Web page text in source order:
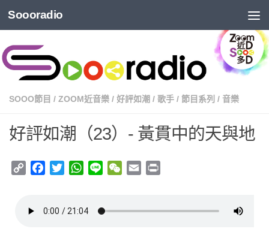
Soooradio
SOOO節目 / ZOOM近音樂 / 好評如潮 / 歌手 / 節目系列 / 音樂
好評如潮（23）- 黃貫中的天與地
Copy
Facebook
TwitterWhatsApp
Line WeChat
Email